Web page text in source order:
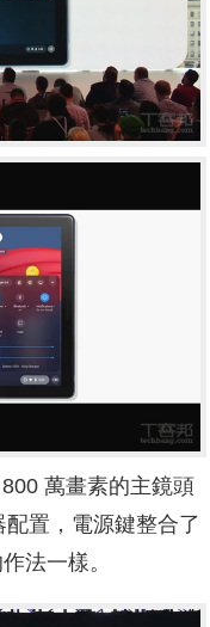
萬畫素的主鏡頭
置，電源鍵整合了
法一樣。